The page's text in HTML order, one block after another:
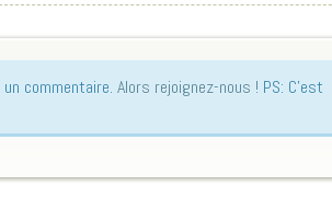
commentaire. Alors rejoignez-nous ! PS: C'est